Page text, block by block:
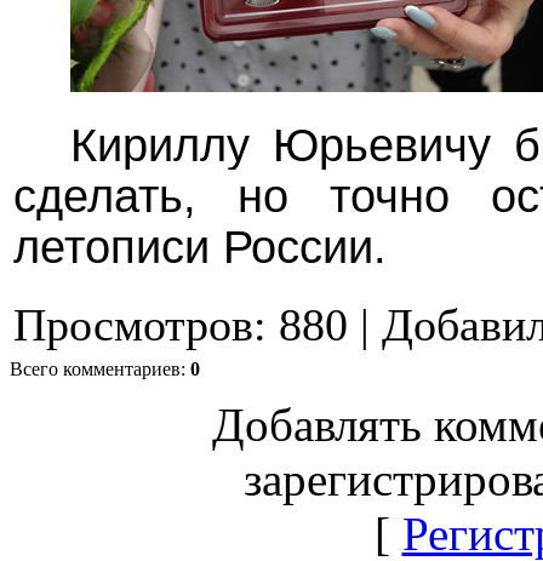
Кириллу Юрьевичу
сделать, но точно
летописи России.
Просмотров: 880 |
Всего комментариев: 0
Добавлять
[